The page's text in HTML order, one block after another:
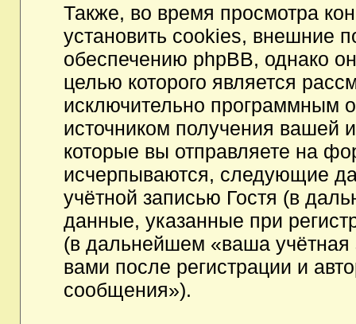
Также, во время просмотра
установить cookies, внешние
обеспечению phpBB, однако
целью которого является
исключительно программным
источником получения
которые вы отправляете на
исчерпываются, следующие
учётной записью Гостя (в
данные, указанные при
(в дальнейшем «ваша
вами после регистрации и
сообщения»).